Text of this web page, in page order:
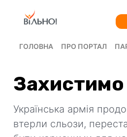
ГОЛОВНА ПРО ПОРТАЛ
Захистимо
Українська армія
втерли сльози,